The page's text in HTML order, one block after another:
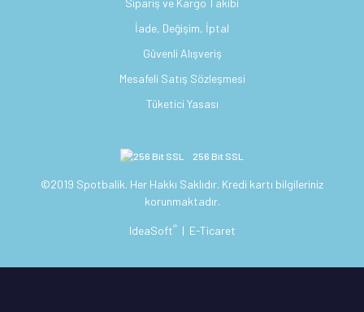
İade, Değişim, İptal
Güvenli Alışveriş
Mesafeli Satış Sözleşmesi
Tüketici Yasası
256 Bit SSL
©2019 Spotbalik. Her Hakkı Saklıdır. Kredi kartı bilgileriniz
korunmaktadır.
IdeaSoft® | E-Ticaret